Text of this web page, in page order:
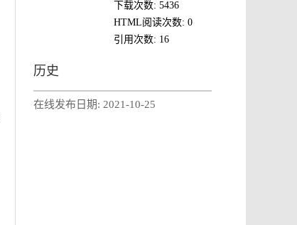
下载次数: 5436
HTML阅读次数: 0
引用次数: 16
历史
在线发布日期: 2021-10-25